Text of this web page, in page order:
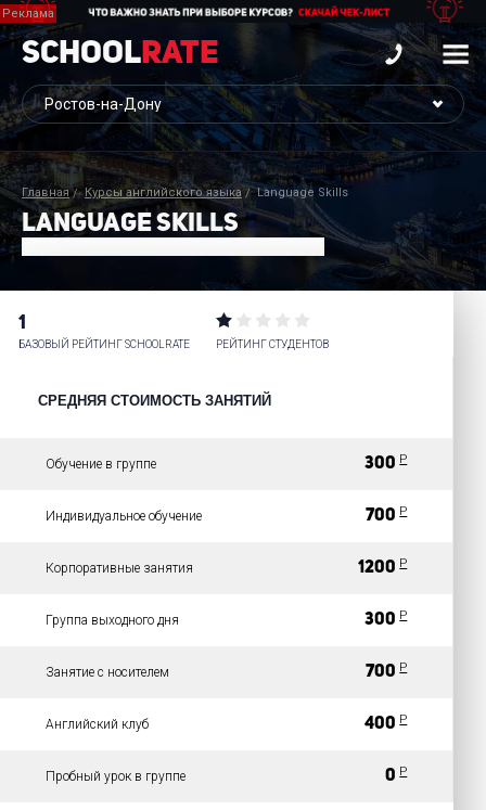
School Rate
Главная Курсы английского языка Language Skills
LANGUAGE SKILLS
1
БАЗОВЫЙ РЕЙТИНГ SCHOOLRATE РЕЙТИНГ СТУДЕНТОВ
СРЕДНЯЯ СТОИМОСТЬ ЗАНЯТИЙ
Обучение в группе 300 Р
Индивидуальное обучение 700 Р
Корпоративные занятия 1200 Р
Группа выходного дня 300 Р
Занятие с носителем 700 Р
Английский клуб 400 Р
Пробный урок в группе 0 Р